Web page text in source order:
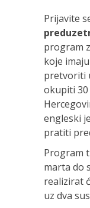
Prijavite
program
koje
pretvoriti
okupiti 30
engleski
pratiti
Program
marta do
realizirat
uz dva